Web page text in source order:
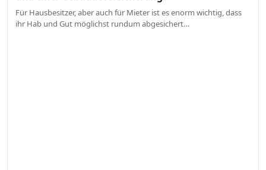
Für Hausbesitzer, aber auch für Mieter ist es enorm wichtig, dass
ihr Hab und Gut möglichst rundum abgesichert…